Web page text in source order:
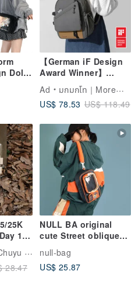
Doll
Ita
【German iF Design
Award Winner】
Water-Repellent
Standard |
Emotionally Split
Detachable Small
Bag
Ad
มกมกโท｜MoreMoreToe
US$ 78.53 US$ 118.49
25K
1
/
Culture
28.47
NULL BA original
cute Street oblique
design small bag
single shou
null-bag
US$ 25.87